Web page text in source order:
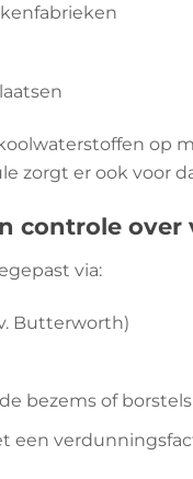
op
zorgt er ook voor
controle
via:
Butterworth)
bezems of borstels